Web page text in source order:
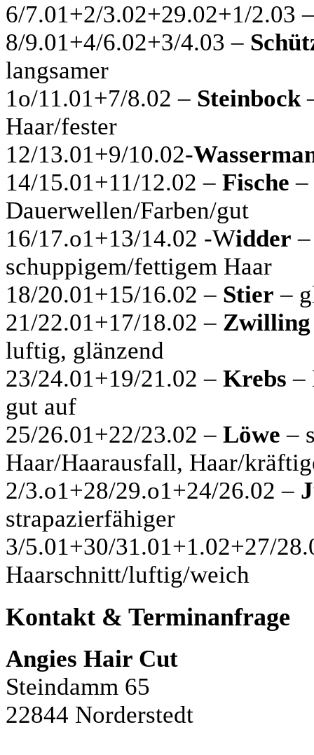
6/7.01+2/3.02+29.02+1/2.03
8/9.01+4/6.02+3/4.03 –
langsamer
1o/11.01+7/8.02 – Steinbock
Haar/fester
12/13.01+9/10.02-
14/15.01+11/12.02 – Fische –
Dauerwellen/Farben/gut
16/17.o1+13/14.02 -Widder
schuppigem/fettigem Haar
18/20.01+15/16.02 – Stier –
21/22.01+17/18.02 – Zwilling
luftig, glänzend
23/24.01+19/21.02 – Krebs –
gut auf
25/26.01+22/23.02 – Löwe –
Haar/Haarausfall, Haar/
2/3.o1+28/29.o1+24/26.02 –
strapazierfähiger
3/5.01+30/31.01+1.02+27/
Haarschnitt/luftig/weich
Kontakt & Terminanfrage
Angies Hair Cut
Steindamm 65
22844 Norderstedt